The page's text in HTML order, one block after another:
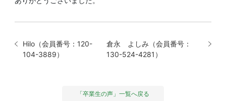
Hilo（会員番号：120-
104-3889）
倉永 よしみ（会員番号：
130-524-4281）
「卒業生の声」一覧へ戻る